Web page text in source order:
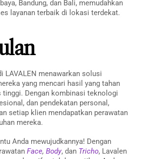
Bandung, dan Bali, memudahkan
layanan terbaik di lokasi terdekat.
LAVALEN menawarkan solusi
yang mencari hasil yang tahan
tinggi. Dengan kombinasi teknologi
dan pendekatan personal,
setiap klien mendapatkan perawatan
mereka.
Anda mewujudkannya! Dengan
Face, Body, dan Tricho, Lavalen